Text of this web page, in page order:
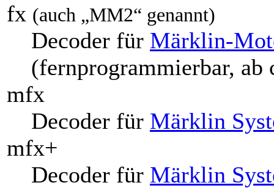
fx (auch „MM2“ genannt)
Decoder für Märklin-
(fernprogrammierbar, ab
mfx
Decoder für Märklin
mfx+
Decoder für Märklin